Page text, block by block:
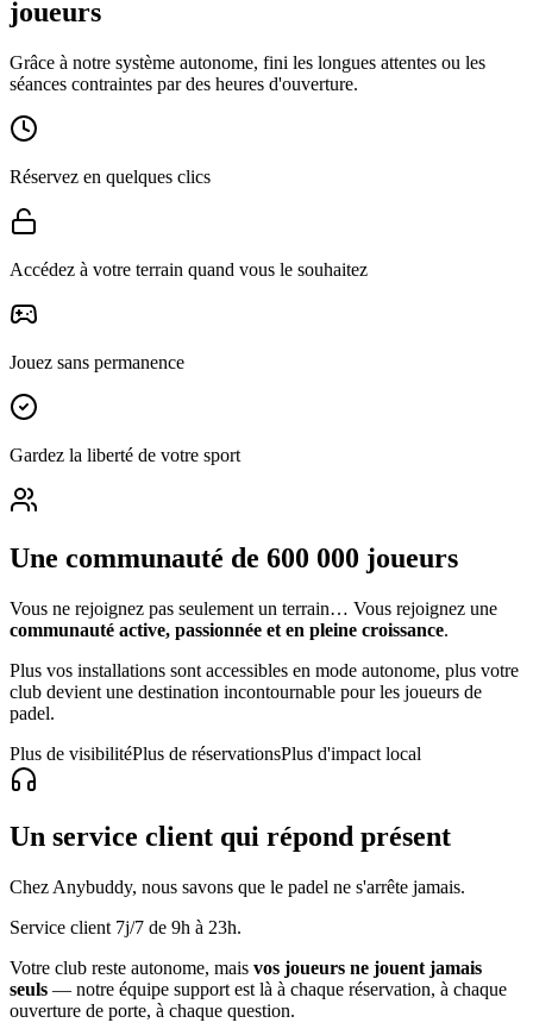
joueurs
Grâce à notre système autonome, fini les longues attentes ou les
séances contraintes par des heures d'ouverture.
Réservez en quelques clics
Accédez à votre terrain quand vous le souhaitez
Jouez sans permanence
Gardez la liberté de votre sport
Une communauté de 600 000 joueurs
Vous ne rejoignez pas seulement un terrain… Vous rejoignez une
communauté active, passionnée et en pleine croissance.
Plus vos installations sont accessibles en mode autonome, plus votre
club devient une destination incontournable pour les joueurs de
padel.
Plus de visibilitéPlus de réservationsPlus d'impact local
Un service client qui répond présent
Chez Anybuddy, nous savons que le padel ne s'arrête jamais.
Service client 7j/7 de 9h à 23h.
Votre club reste autonome, mais vos joueurs ne jouent jamais
seuls — notre équipe support est là à chaque réservation, à chaque
ouverture de porte, à chaque question.